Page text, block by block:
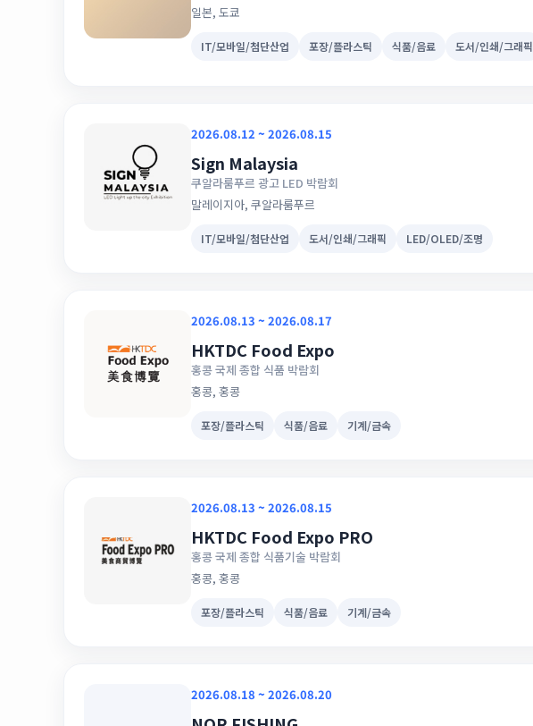
일본, 도쿄
IT/모바일/첨단산업 포장/플라스틱 식품/음료 도서/인쇄/그래픽
2026.08.12 ~ 2026.08.15
Sign Malaysia
쿠알라룸푸르 광고 LED 박람회
말레이지아, 쿠알라룸푸르
IT/모바일/첨단산업 도서/인쇄/그래픽 LED/OLED/조명
2026.08.13 ~ 2026.08.17
HKTDC Food Expo
홍콩 국제 종합 식품 박람회
홍콩, 홍콩
포장/플라스틱 식품/음료 기계/금속
2026.08.13 ~ 2026.08.15
HKTDC Food Expo PRO
홍콩 국제 종합 식품기술 박람회
홍콩, 홍콩
포장/플라스틱 식품/음료 기계/금속
2026.08.18 ~ 2026.08.20